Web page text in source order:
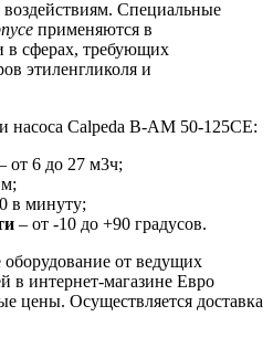
Специальные
применяются в
в сферах, требующих
этиленгликоля и
насоса Calpeda B-AM 50-125CE:
от 6 до 27 м3ч;
в минуту;
– от -10 до +90 градусов.
от ведущих
в интернет-магазине Евро
цены. Осуществляется доставка